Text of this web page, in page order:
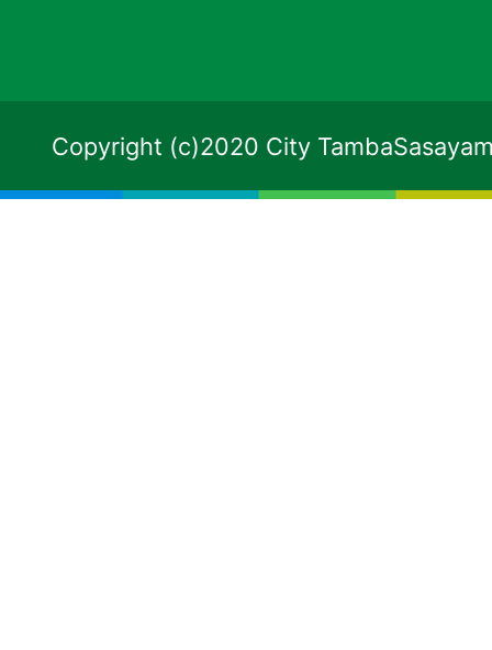
Copyright (c)2020 City